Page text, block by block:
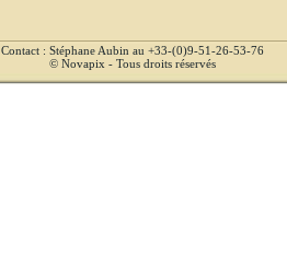
Contact : Stéphane Aubin au +33-(0)9-51-26-53-76
© Novapix - Tous droits réservés